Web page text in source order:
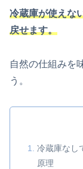
冷蔵庫が使えな
戻せます。
自然の仕組みを
う。
冷蔵庫なし
原理